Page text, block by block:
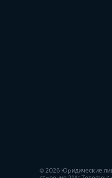
© 2026 Юридические